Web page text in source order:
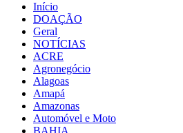
Início
DOAÇÃO
Geral
NOTÍCIAS
ACRE
Agronegócio
Alagoas
Amapá
Amazonas
Automóvel e Moto